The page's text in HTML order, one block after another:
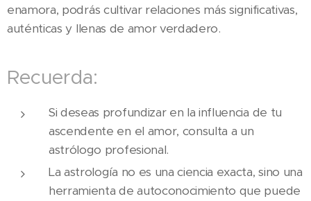
enamora, podrás cultivar relaciones más significativas,
auténticas y llenas de amor verdadero.
Recuerda:
Si deseas profundizar en la influencia de tu
ascendente en el amor, consulta a un
astrólogo profesional.
La astrología no es una ciencia exacta, sino una
herramienta de autoconocimiento que puede